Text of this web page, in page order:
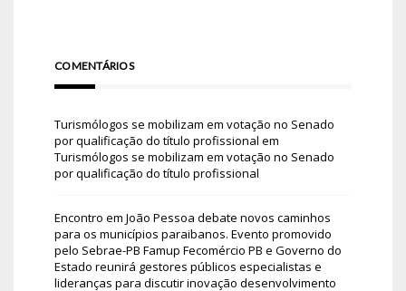
COMENTÁRIOS
Turismólogos se mobilizam em votação no Senado
por qualificação do título profissional em
Turismólogos se mobilizam em votação no Senado
por qualificação do título profissional
Encontro em João Pessoa debate novos caminhos
para os municípios paraibanos. Evento promovido
pelo Sebrae-PB Famup Fecomércio PB e Governo do
Estado reunirá gestores públicos especialistas e
lideranças para discutir inovação desenvolvimento